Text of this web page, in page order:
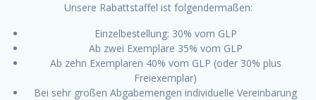
Unsere Rabattstaffel ist folgendermaßen:
Einzelbestellung: 30% vom GLP
Ab zwei Exemplare 35% vom GLP
Ab zehn Exemplaren 40% vom GLP (oder 30% plus
Freiexemplar)
Bei sehr großen Abgabemengen individuelle Vereinbarung